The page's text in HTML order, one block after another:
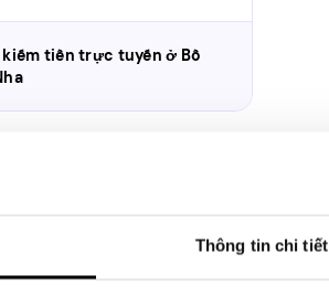
Thông tin chi tiết
kiếm tiền trực tuyến ở Bồ
let us know here.